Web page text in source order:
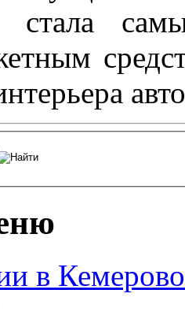
стала
в Кемерово